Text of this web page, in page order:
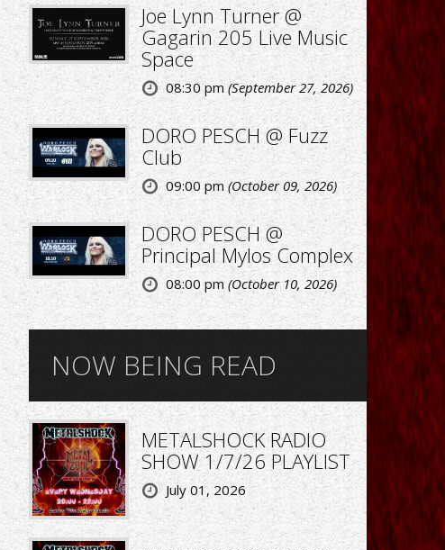
Joe Lynn Turner @
Gagarin 205 Live Music
Space
08:30 pm(September 27, 2026)
DORO PESCH @ Fuzz
Club
09:00 pm(October 09, 2026)
DORO PESCH @
Principal Mylos Complex
08:00 pm (October 10, 2026)
NOW BEING READ
METALSHOCK RADIO
SHOW 1/7/26 PLAYLIST
July 01, 2026